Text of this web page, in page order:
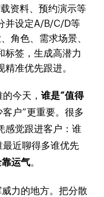
资料、预约演示等
并设定A/B/C/D等
角色、需求场景、
标签，生成高潜力
准优先跟进。
的今天，谁是“值得
客户”更重要。很多
感觉跟进客户：谁
近聊得多谁优先
运气。
力的地方。把分散